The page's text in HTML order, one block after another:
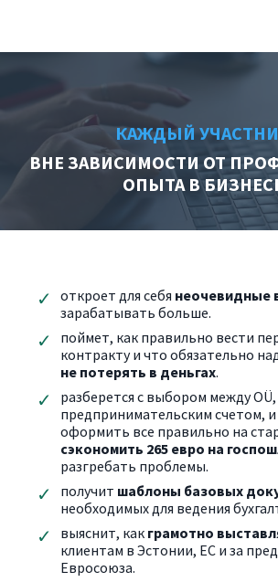
КАЖДЫЙ
ВНЕ ЗАВИСИМОСТИ ОТ
ОПЫТА В
откроет для себя неочевидные
зарабатывать больше.
поймет, как правильно вести
контракту и что обязательно
не потерять в деньгах.
разберется с выбором между OÜ,
предпринимательским счетом, и
оформить все правильно на
сэкономить 265 евро на
разгребать проблемы.
получит шаблоны базовых
необходимых для ведения
выяснит, как грамотно
клиентам в Эстонии, ЕС и за
Евросоюза.